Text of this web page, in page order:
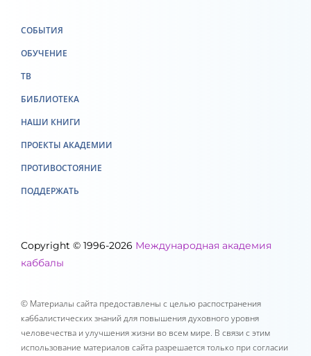
Copyright © 1996-2026 Международная академия
каббалы
© Материалы сайта предоставлены с целью распостранения
каббалистических знаний для повышения духовного уровня
человечества и улучшения жизни во всем мире. В связи с этим
использование материалов сайта разрешается только при согласии
СОБЫТИЯ
ОБУЧЕНИЕ
ТВ
БИБЛИОТЕКА
НАШИ КНИГИ
ПРОЕКТЫ АКАДЕМИИ
ПРОТИВОСТОЯНИЕ
ПОДДЕРЖАТЬ